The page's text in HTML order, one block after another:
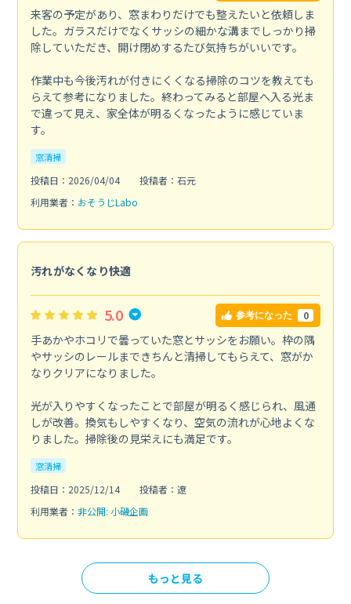
来客の予定があり、窓まわりだけでも整えたいと依頼しま
した。ガラスだけでなくサッシの細かな溝までしっかり掃
除していただき、開け閉めするたび気持ちがいいです。
作業中も今後汚れが付きにくくなる掃除のコツを教えても
らえて参考になりました。終わってみると部屋へ入る光ま
で違って見え、家全体が明るくなったように感じていま
す。
窓清掃
投稿日：2026/04/04
投稿者：石元
利用業者： おそうじLabo
汚れがなくなり快適
5.0 参考になった 0
手あかやホコリで曇っていた窓とサッシをお願い。枠の隅
やサッシのレールまできちんと清掃してもらえて、窓がか
なりクリアになりました。
光が入りやすくなったことで部屋が明るく感じられ、風通
しが改善。換気もしやすくなり、空気の流れが心地よくな
りました。掃除後の見栄えにも満足です。
窓清掃
投稿日：2025/12/14
投稿者：遼
利用業者： 非公開: 小磯企画
もっと見る